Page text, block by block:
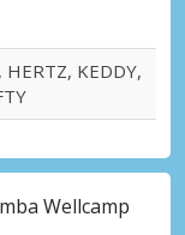
HERTZ, KEDDY,
Wellcamp